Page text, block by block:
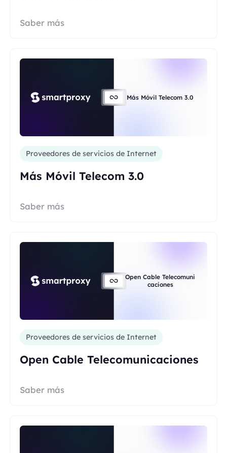
Saber más
Más Móvil Telecom 3.0
Proveedores de servicios de Internet
Más Móvil Telecom 3.0
Saber más
Open Cable Telecomuni
caciones
Proveedores de servicios de Internet
Open Cable Telecomunicaciones
Saber más